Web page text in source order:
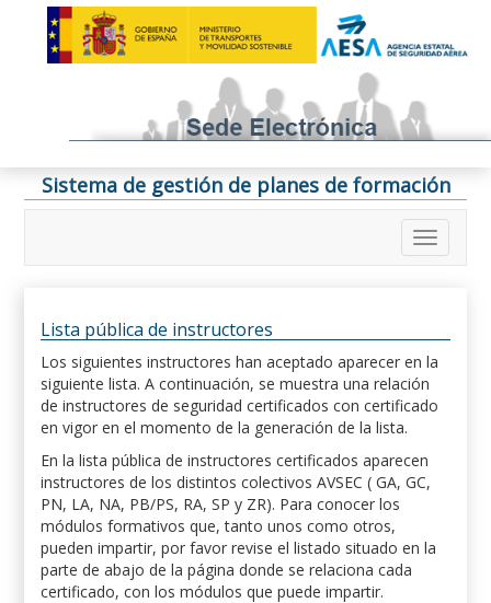
Sistema de gestión de planes de formación
Lista pública de instructores
Los siguientes instructores han aceptado aparecer en la
siguiente lista. A continuación, se muestra una relación
de instructores de seguridad certificados con certificado
en vigor en el momento de la generación de la lista.
En la lista pública de instructores certificados aparecen
instructores de los distintos colectivos AVSEC ( GA, GC,
PN, LA, NA, PB/PS, RA, SP y ZR). Para conocer los
módulos formativos que, tanto unos como otros,
pueden impartir, por favor revise el listado situado en la
parte de abajo de la página donde se relaciona cada
certificado, con los módulos que puede impartir.